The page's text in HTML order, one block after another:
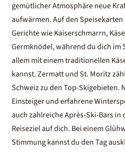
gemütlicher Atmosphäre neue
aufwärmen. Auf den
Gerichte wie Kaiserschmarrn,
Germknödel, während du dich im
allem mit einem traditionellen
kannst. Zermatt und St. Moritz
Schweizzu den Top-Skigebieten.
Einsteiger und erfahrene
auch zahlreiche Après-Ski-Bars in
Reiseziel auf dich. Bei einem
Stimmung kannst du den Tag